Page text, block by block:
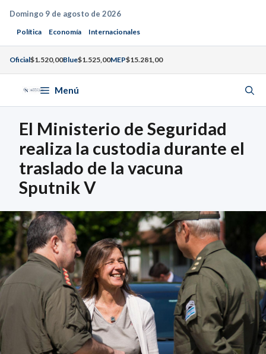
Saltar
contenido
Domingo 9 de agosto de 2026
Política Economía Internacionales
Oficial$1.520,00Blue$1.525,00MEP$15.281,00
Menú
El Ministerio de Seguridad
realiza la custodia durante el
traslado de la vacuna
Sputnik V